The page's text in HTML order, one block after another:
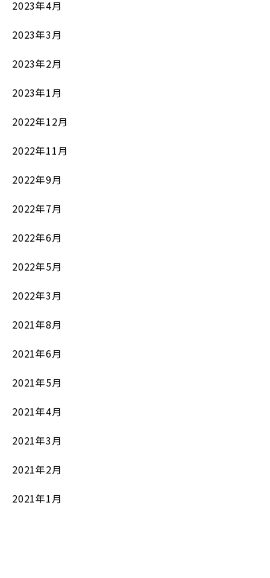
2023年4月
2023年3月
2023年2月
2023年1月
2022年12月
2022年11月
2022年9月
2022年7月
2022年6月
2022年5月
2022年3月
2021年8月
2021年6月
2021年5月
2021年4月
2021年3月
2021年2月
2021年1月